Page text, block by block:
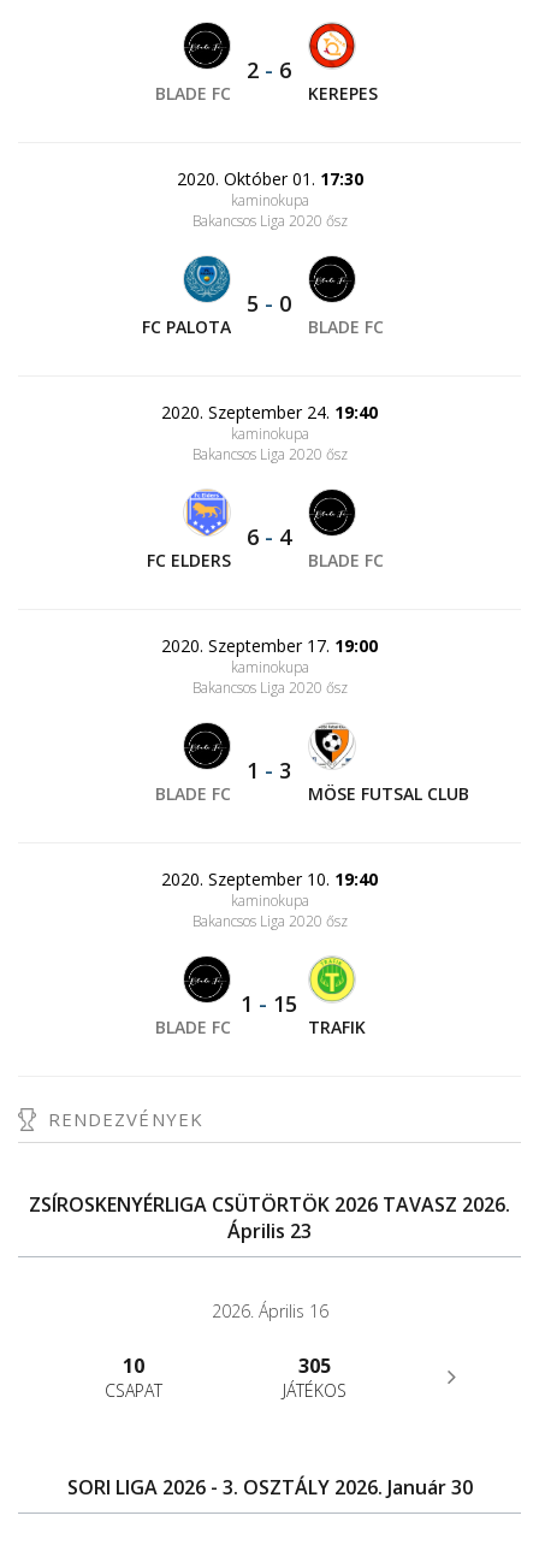
BLADE FC
2 - 6
KEREPES
2020. Október 01. 17:30
kaminokupa
Bakancsos Liga 2020 ősz
FC PALOTA
5 - 0
BLADE FC
2020. Szeptember 24. 19:40
kaminokupa
Bakancsos Liga 2020 ősz
FC ELDERS
6 - 4
BLADE FC
2020. Szeptember 17. 19:00
kaminokupa
Bakancsos Liga 2020 ősz
BLADE FC
1 - 3
MÖSE FUTSAL CLUB
2020. Szeptember 10. 19:40
kaminokupa
Bakancsos Liga 2020 ősz
BLADE FC
1 - 15
TRAFIK
RENDEZVÉNYEK
ZSÍROSKENYÉRLIGA CSÜTÖRTÖK 2026 TAVASZ 2026.
Április 23
2026. Április 16
10
CSAPAT
305
JÁTÉKOS
SORI LIGA 2026 - 3. OSZTÁLY 2026. Január 30